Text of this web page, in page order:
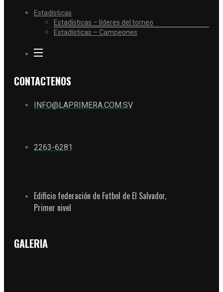
Estadísticas
Estadísticas – líderes del torneo
Estadísticas – Campeones
CONTACTENOS
INFO@LAPRIMERA.COM.SV
2263-6281
Edificio federación de Futbol de El Salvador,
Primer nivel
GALERIA